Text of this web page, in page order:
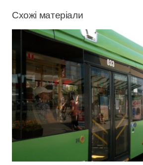
Схожі матеріали